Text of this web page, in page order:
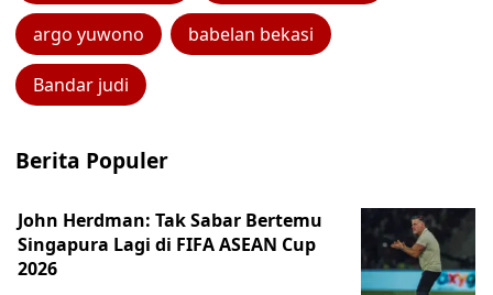
argo yuwono babelan bekasi
Bandar judi
Berita Populer
John Herdman: Tak Sabar Bertemu
Singapura Lagi di FIFA ASEAN Cup
2026